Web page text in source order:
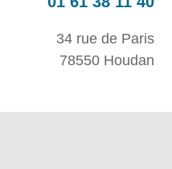
34 rue de Paris
78550 Houdan